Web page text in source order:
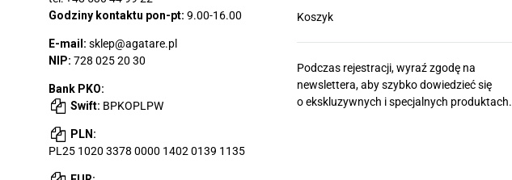
Godziny kontaktu pon-pt: 9.00-16.00
E-mail: sklep@agatare.pl
NIP: 728 025 20 30
Bank PKO:
Swift: BPKOPLPW
PLN:
PL25 1020 3378 0000 1402 0139 1135
Koszyk
Podczas rejestracji, wyraź zgodę na
newslettera, aby szybko dowiedzieć się
o ekskluzywnych i specjalnych produktach.